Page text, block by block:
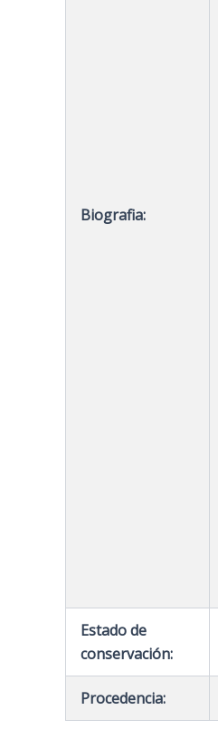
Biografia:
Estado de
conservación:
Procedencia: